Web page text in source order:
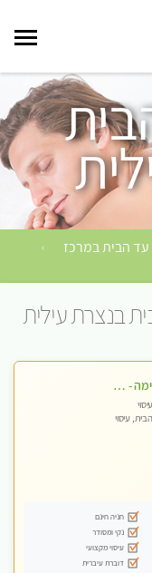
עד הבית במרכז ›
בנצרת עילית
בחיפה -מעסה מדהימה - כל סוגי העיסויים מעסה מקצועית ואיכותית פרטי!!!
עיסוי
חניה חינם
נקי ומסודר
עיסוי מקצועי
דוברת עיברית